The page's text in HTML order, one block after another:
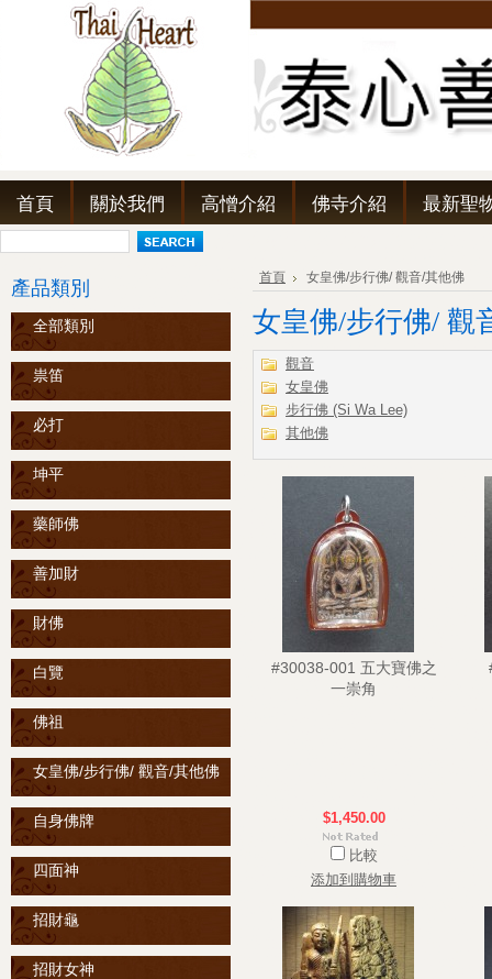
首頁 關於我們 高憎介紹 佛寺介紹 最新聖
產品類別
全部類別
祟笛
必打
坤平
藥師佛
善加財
財佛
白覽
佛祖
女皇佛/步行佛/ 觀音/其他佛
自身佛牌
四面神
招財龜
招財女神
首頁 女皇佛/步行佛/ 觀音/其他佛
女皇佛/步行佛/ 觀
觀音
女皇佛
步行佛 (Si Wa Lee)
其他佛
#30038-001 五大寶佛之
一崇角
$1,450.00
比較
添加到購物車